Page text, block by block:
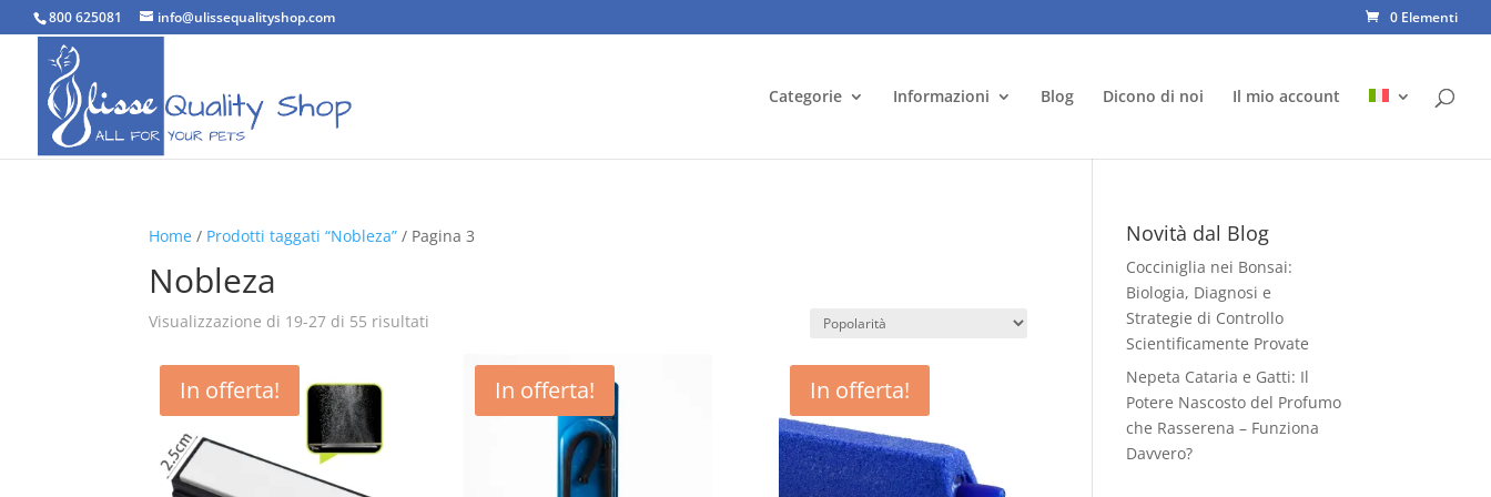
800 625081 info@ulissequalityshop.com 0 Elementi
Categorie Informazioni Blog Dicono di noi Il mio account
Home / Prodotti taggati “Nobleza” / Pagina 3
Nobleza
Visualizzazione di 19-27 di 55 risultati
In offerta! In offerta! In offerta!
Novità dal Blog
Cocciniglia nei Bonsai:
Biologia, Diagnosi e
Strategie di Controllo
Scientificamente Provate
Nepeta Cataria e Gatti: Il
Potere Nascosto del Profumo
che Rasserena – Funziona
Davvero?